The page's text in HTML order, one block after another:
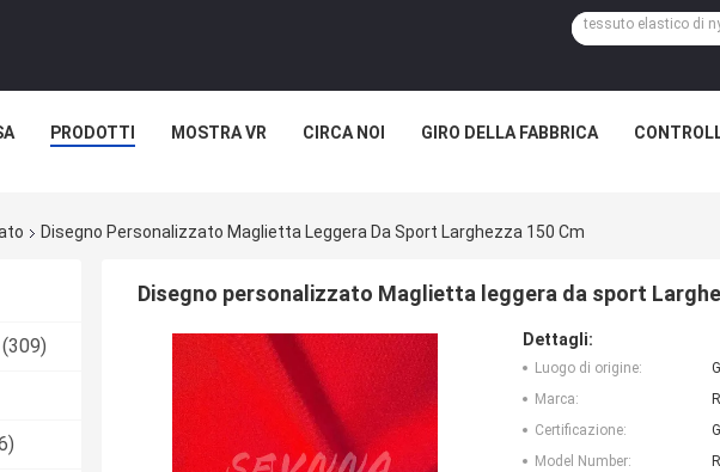
PRODOTTI MOSTRA VR CIRCA NOI GIRO DELLA FABBRICA
Disegno Personalizzato Maglietta Leggera Da Sport Larghezza 150 Cm
(309)
Disegno personalizzato Maglietta leggera da sport
Dettagli:
Luogo di origine:
Marca:
Certificazione:
Model Number: